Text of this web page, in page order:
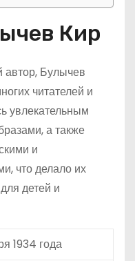
Кир
Булычев
читателей и
увлекательным
а также
и
что делало их
детей и
1934 года